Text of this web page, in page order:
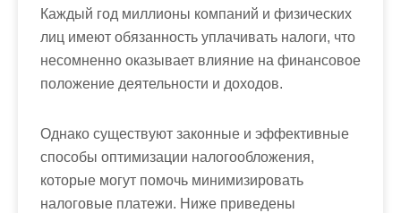
Каждый год миллионы компаний и физических
лиц имеют обязанность уплачивать налоги, что
несомненно оказывает влияние на финансовое
положение деятельности и доходов.
Однако существуют законные и эффективные
способы оптимизации налогообложения,
которые могут помочь минимизировать
налоговые платежи. Ниже приведены